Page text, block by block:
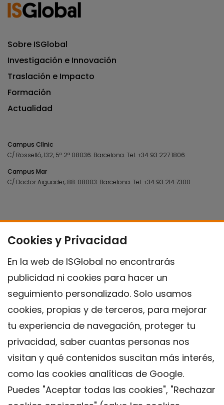
Cookies y Privacidad
En la web de ISGlobal no encontrarás
publicidad ni cookies para hacer un
seguimiento personalizado. Solo usamos
cookies, propias y de terceros, para mejorar
tu experiencia de navegación, proteger tu
privacidad, saber cuantas personas nos
visitan y qué contenidos suscitan más interés,
como las cookies analíticas de Google.
Puedes "Aceptar todas las cookies", "Rechazar
Sobre ISGlobal
Investigación e Innovación
Traslación e Impacto
Formación
Actualidad
Campus Clínic
C/ Rosselló, 132, 5º 2ª 08036. Barcelona.Tel.+34 93 227 1806
Campus Mar
C/ Doctor Aiguader, 88. 08003. Barcelona.Tel.+34 93 214 7300